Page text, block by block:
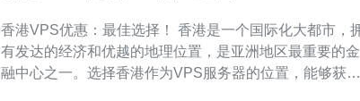
香港VPS优惠：最佳选择！ 香港是一个国际化大都市，拥
有发达的经济和优越的地理位置，是亚洲地区最重要的金
融中心之一。选择香港作为VPS服务器的位置，能够获得